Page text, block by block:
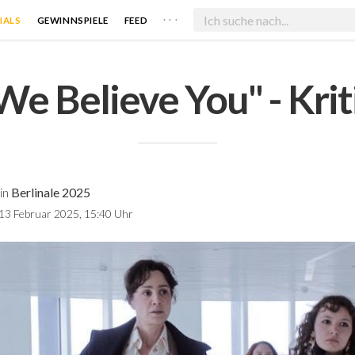
GEWINNSPIELE FEED . . .
Believe You" -
Berlinale 2025
Februar 2025, 15:40 Uhr